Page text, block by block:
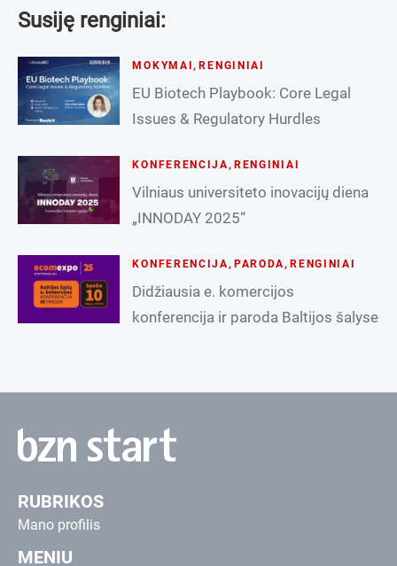
Susiję renginiai:
MOKYMAI ,RENGINIAI
EU Biotech Playbook: Core Legal
Issues & Regulatory Hurdles
KONFERENCIJA , RENGINIAI
Vilniaus universiteto inovacijų diena
„INNODAY 2025“
KONFERENCIJA , PARODA ,RENGINIAI
Didžiausia e. komercijos
konferencija ir paroda Baltijos šalyse
RUBRIKOS
Mano profilis
MENIU